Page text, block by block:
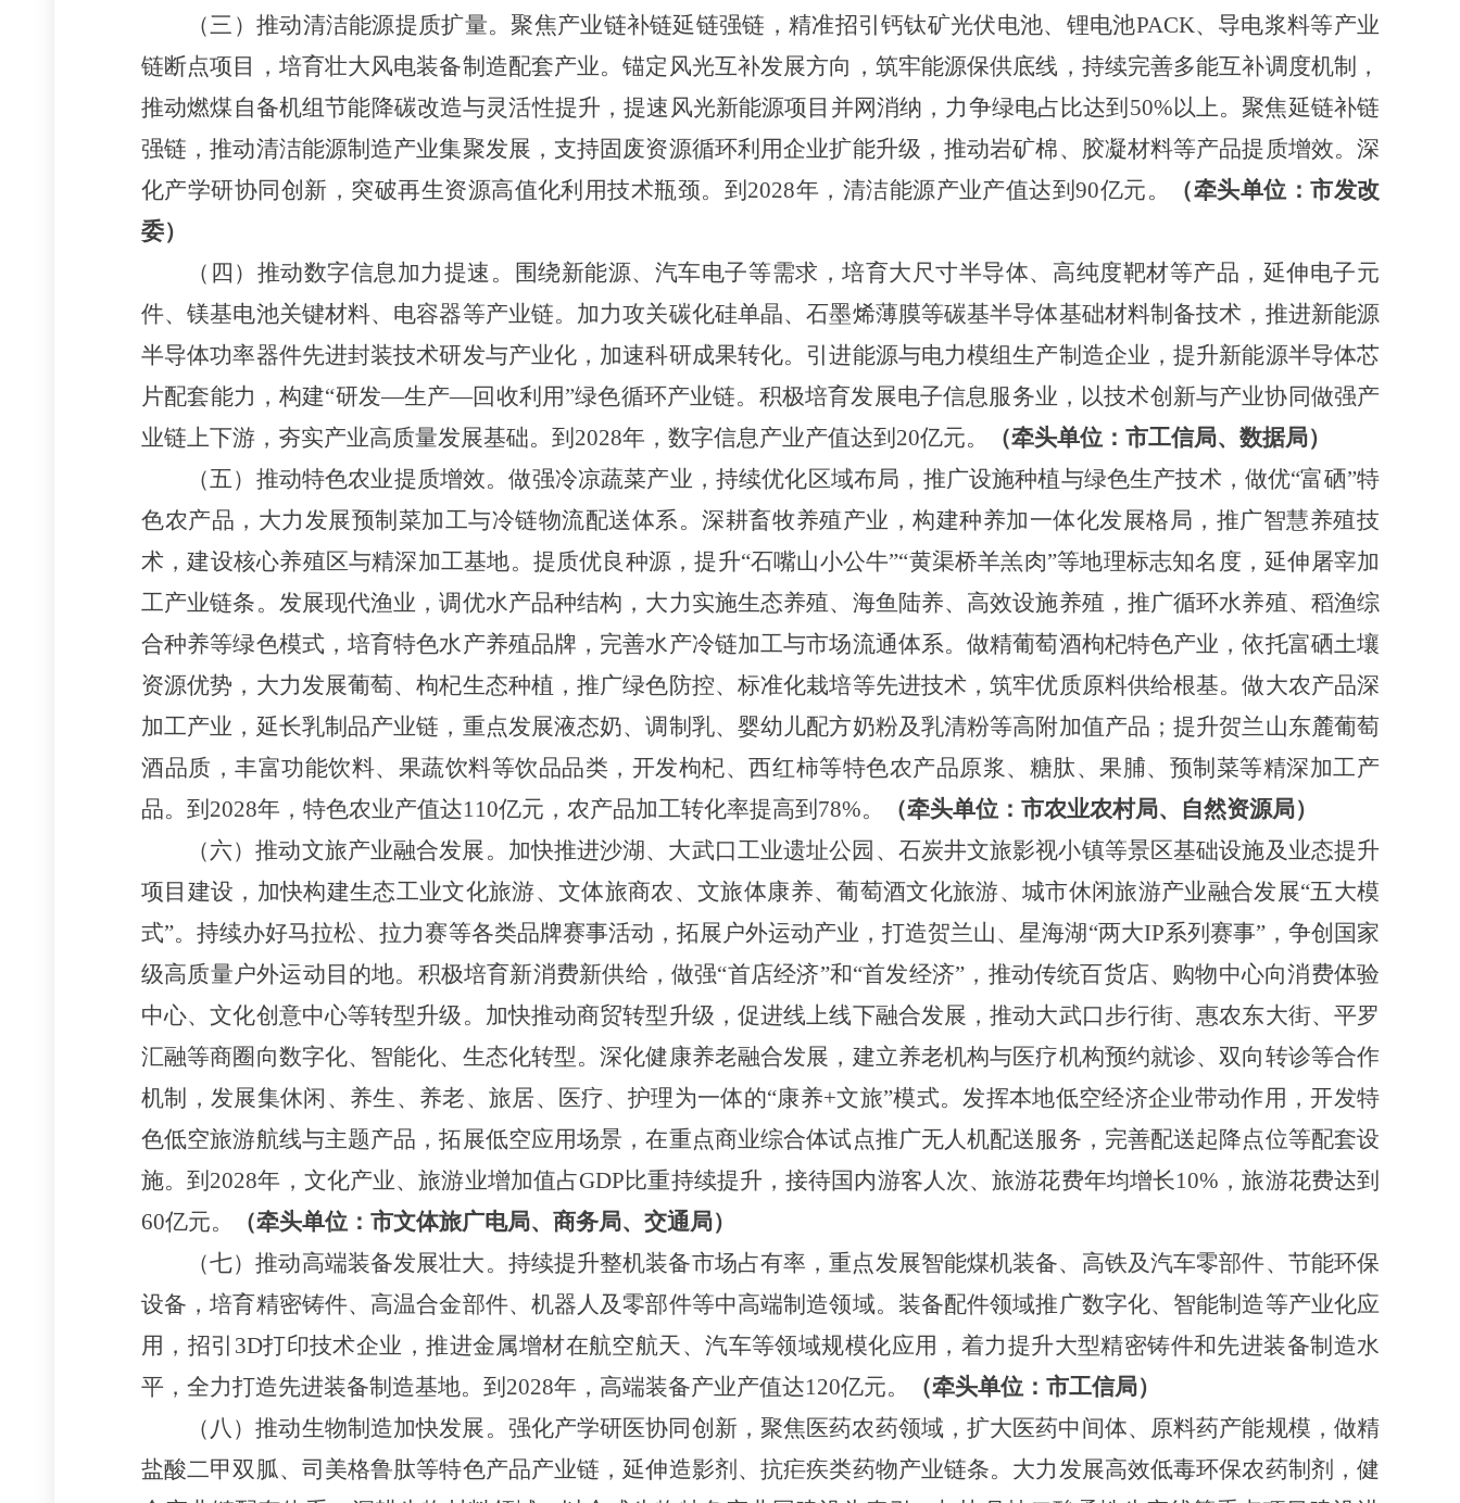
（三）推动清洁能源提质扩量。聚焦产业链补链延链强链，精准招引钙钛矿光伏电池、锂电池PACK、导电浆料等产业
链断点项目，培育壮大风电装备制造配套产业。锚定风光互补发展方向，筑牢能源保供底线，持续完善多能互补调度机制，
推动燃煤自备机组节能降碳改造与灵活性提升，提速风光新能源项目并网消纳，力争绿电占比达到50%以上。聚焦延链补链
强链，推动清洁能源制造产业集聚发展，支持固废资源循环利用企业扩能升级，推动岩矿棉、胶凝材料等产品提质增效。深
化产学研协同创新，突破再生资源高值化利用技术瓶颈。到2028年，清洁能源产业产值达到90亿元。
（牵头单位：市发改
委）
（四）推动数字信息加力提速。围绕新能源、汽车电子等需求，培育大尺寸半导体、高纯度靶材等产品，延伸电子元
件、镁基电池关键材料、电容器等产业链。加力攻关碳化硅单晶、石墨烯薄膜等碳基半导体基础材料制备技术，推进新能源
半导体功率器件先进封装技术研发与产业化，加速科研成果转化。引进能源与电力模组生产制造企业，提升新能源半导体芯
片配套能力，构建“研发—生产—回收利用”绿色循环产业链。积极培育发展电子信息服务业，以技术创新与产业协同做强产
业链上下游，夯实产业高质量发展基础。到2028年，数字信息产业产值达到20亿元。
（牵头单位：市工信局、数据局）
（五）推动特色农业提质增效。做强冷凉蔬菜产业，持续优化区域布局，推广设施种植与绿色生产技术，做优“富硒”特
色农产品，大力发展预制菜加工与冷链物流配送体系。深耕畜牧养殖产业，构建种养加一体化发展格局，推广智慧养殖技
术，建设核心养殖区与精深加工基地。提质优良种源，提升“石嘴山小公牛”“黄渠桥羊羔肉”等地理标志知名度，延伸屠宰加
工产业链条。发展现代渔业，调优水产品种结构，大力实施生态养殖、海鱼陆养、高效设施养殖，推广循环水养殖、稻渔综
合种养等绿色模式，培育特色水产养殖品牌，完善水产冷链加工与市场流通体系。做精葡萄酒枸杞特色产业，依托富硒土壤
资源优势，大力发展葡萄、枸杞生态种植，推广绿色防控、标准化栽培等先进技术，筑牢优质原料供给根基。做大农产品深
加工产业，延长乳制品产业链，重点发展液态奶、调制乳、婴幼儿配方奶粉及乳清粉等高附加值产品；提升贺兰山东麓葡萄
酒品质，丰富功能饮料、果蔬饮料等饮品品类，开发枸杞、西红柿等特色农产品原浆、糖肽、果脯、预制菜等精深加工产
品。到2028年，特色农业产值达110亿元，农产品加工转化率提高到78%。
（牵头单位：市农业农村局、自然资源局）
（六）推动文旅产业融合发展。加快推进沙湖、大武口工业遗址公园、石炭井文旅影视小镇等景区基础设施及业态提升
项目建设，加快构建生态工业文化旅游、文体旅商农、文旅体康养、葡萄酒文化旅游、城市休闲旅游产业融合发展“五大模
式”。持续办好马拉松、拉力赛等各类品牌赛事活动，拓展户外运动产业，打造贺兰山、星海湖“两大IP系列赛事”，争创国家
级高质量户外运动目的地。积极培育新消费新供给，做强“首店经济”和“首发经济”，推动传统百货店、购物中心向消费体验
中心、文化创意中心等转型升级。加快推动商贸转型升级，促进线上线下融合发展，推动大武口步行街、惠农东大街、平罗
汇融等商圈向数字化、智能化、生态化转型。深化健康养老融合发展，建立养老机构与医疗机构预约就诊、双向转诊等合作
机制，发展集休闲、养生、养老、旅居、医疗、护理为一体的“康养+文旅”模式。发挥本地低空经济企业带动作用，开发特
色低空旅游航线与主题产品，拓展低空应用场景，在重点商业综合体试点推广无人机配送服务，完善配送起降点位等配套设
施。到2028年，文化产业、旅游业增加值占GDP比重持续提升，接待国内游客人次、旅游花费年均增长10%，旅游花费达到
60亿元。
（牵头单位：市文体旅广电局、商务局、交通局）
（七）推动高端装备发展壮大。持续提升整机装备市场占有率，重点发展智能煤机装备、高铁及汽车零部件、节能环保
设备，培育精密铸件、高温合金部件、机器人及零部件等中高端制造领域。装备配件领域推广数字化、智能制造等产业化应
用，招引3D打印技术企业，推进金属增材在航空航天、汽车等领域规模化应用，着力提升大型精密铸件和先进装备制造水
平，全力打造先进装备制造基地。到2028年，高端装备产业产值达120亿元。
（牵头单位：市工信局）
（八）推动生物制造加快发展。强化产学研医协同创新，聚焦医药农药领域，扩大医药中间体、原料药产能规模，做精
盐酸二甲双胍、司美格鲁肽等特色产品产业链，延伸造影剂、抗疟疾类药物产业链条。大力发展高效低毒环保农药制剂，健